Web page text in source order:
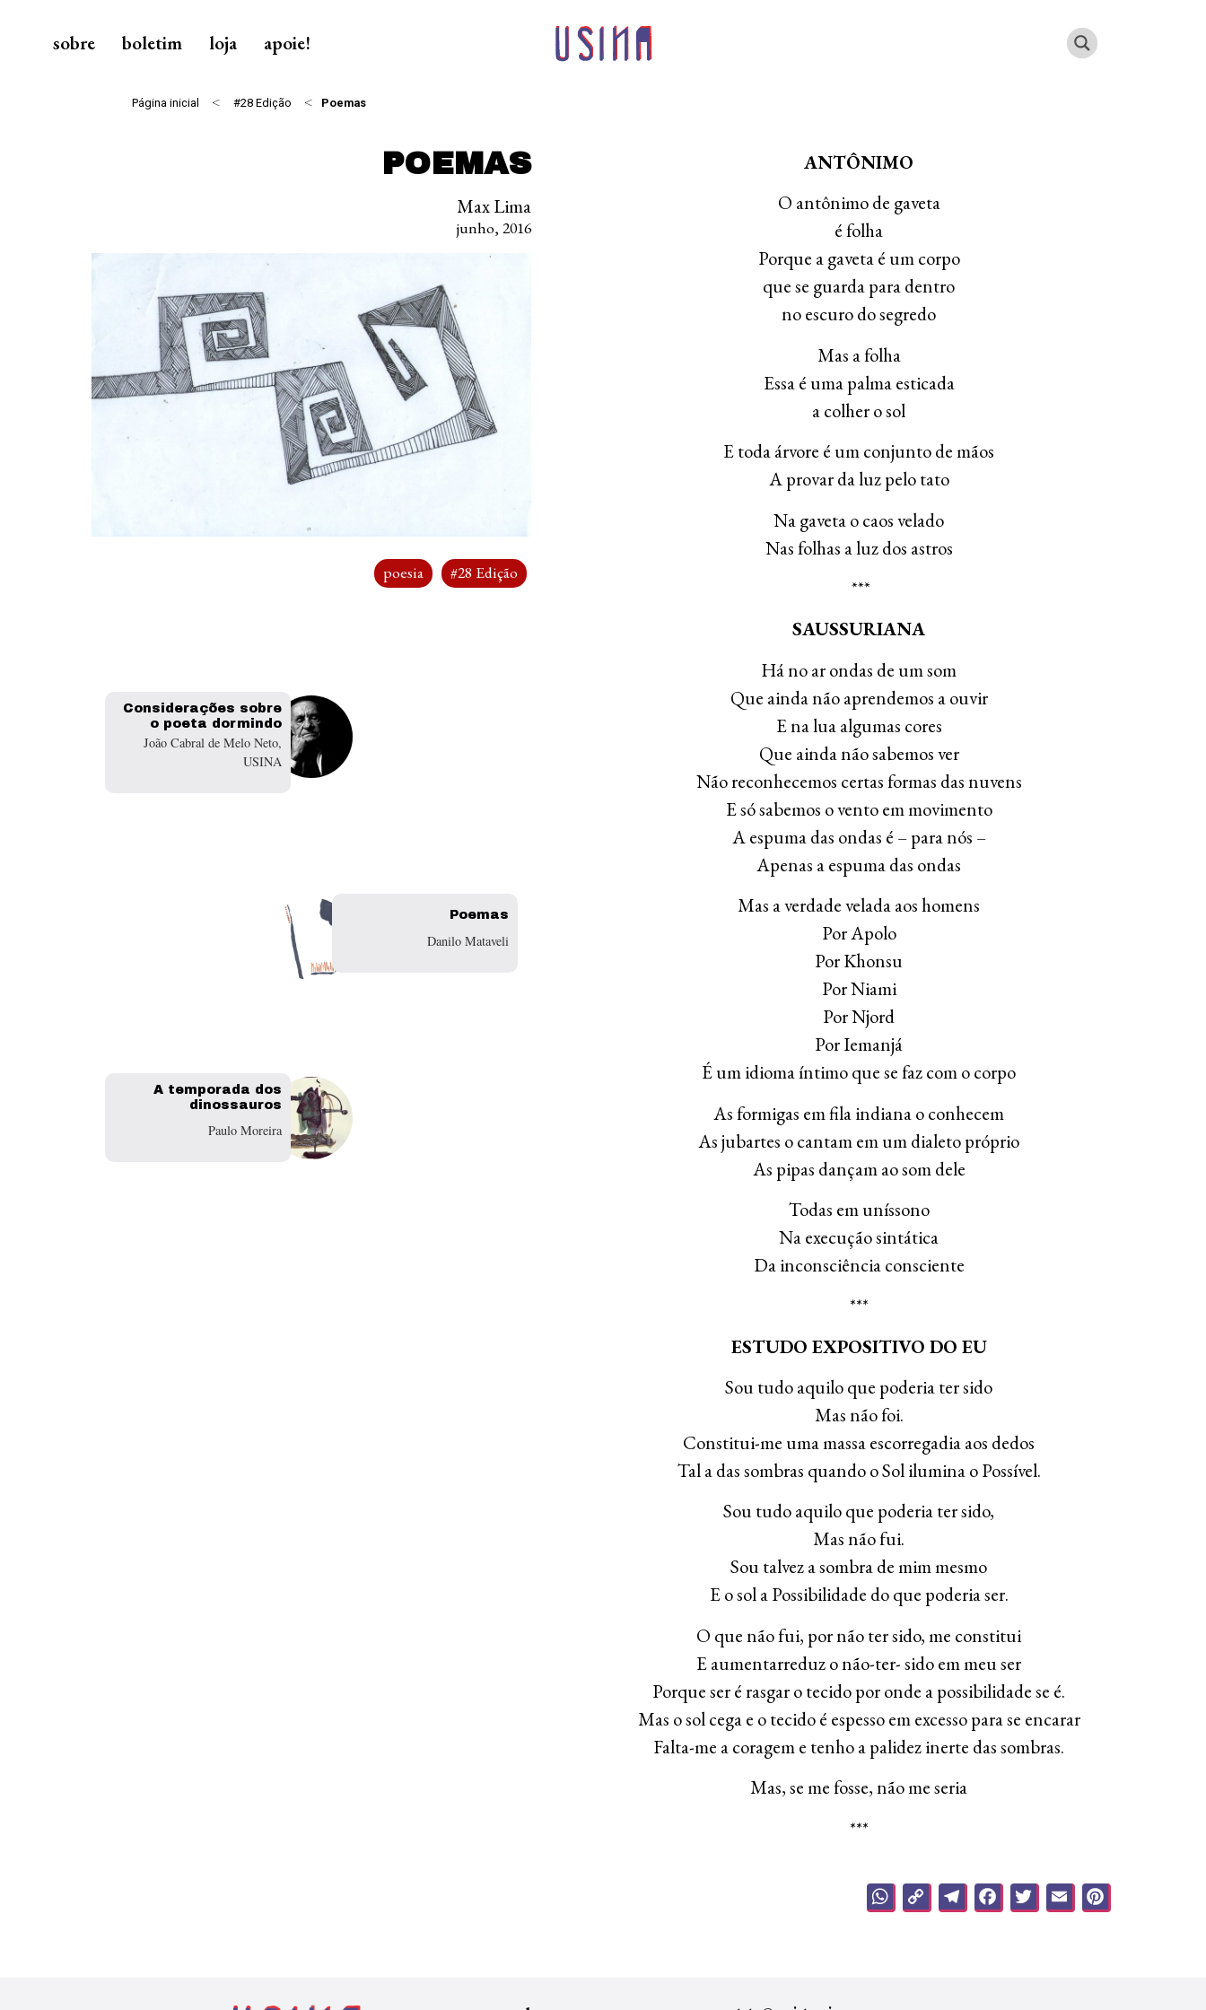
sobre boletim loja apoie!
Página inicial < #28 Edição < Poemas
POEMAS
Max Lima
junho, 2016
poesia #28 Edição
Considerações sobre
o poeta dormindo
João Cabral de Melo Neto,
USINA
Poemas
Danilo Mataveli
A temporada dos
dinossauros
Paulo Moreira
ANTÔNIMO
O antônimo de gaveta
é folha
Porque a gaveta é um corpo
que se guarda para dentro
no escuro do segredo
Mas a folha
Essa é uma palma esticada
a colher o sol
E toda árvore é um conjunto de mãos
A provar da luz pelo tato
Na gaveta o caos velado
Nas folhas a luz dos astros
***
SAUSSURIANA
Há no ar ondas de um som
Que ainda não aprendemos a ouvir
E na lua algumas cores
Que ainda não sabemos ver
Não reconhecemos certas formas das nuvens
E só sabemos o vento em movimento
A espuma das ondas é – para nós –
Apenas a espuma das ondas
Mas a verdade velada aos homens
Por Apolo
Por Khonsu
Por Niami
Por Njord
Por Iemanjá
É um idioma íntimo que se faz com o corpo
As formigas em fila indiana o conhecem
As jubartes o cantam em um dialeto próprio
As pipas dançam ao som dele
Todas em uníssono
Na execução sintática
Da inconsciência consciente
***
ESTUDO EXPOSITIVO DO EU
Sou tudo aquilo que poderia ter sido
Mas não foi.
Constitui-me uma massa escorregadia aos dedos
Tal a das sombras quando o Sol ilumina o Possível.
Sou tudo aquilo que poderia ter sido,
Mas não fui.
Sou talvez a sombra de mim mesmo
E o sol a Possibilidade do que poderia ser.
O que não fui, por não ter sido, me constitui
E aumentarreduz o não-ter- sido em meu ser
Porque ser é rasgar o tecido por onde a possibilidade se é.
Mas o sol cega e o tecido é espesso em excesso para se encarar
Falta-me a coragem e tenho a palidez inerte das sombras.
Mas, se me fosse, não me seria
***
WhatsApp
CopyTelegram
Facebook
Twitter
Email